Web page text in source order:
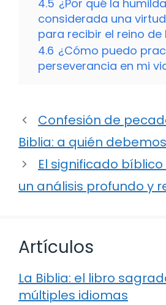
4.5 ¿Por qué la
considerada una
para recibir el reino de
4.6 ¿Cómo puedo
perseverancia en mi
Confesión de
Biblia: a quién
El significado
un análisis profundo y
Artículos
La Biblia: el libro
múltiples idiomas